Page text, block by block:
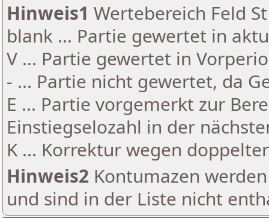
Hinweis1 Wertebereich Feld
blank ... Partie gewertet in
V ... Partie gewertet in
- ... Partie nicht gewertet, da
E ... Partie vorgemerkt zur
Einstiegselozahl in der
K ... Korrektur wegen
Hinweis2 Kontumazen
und sind in der Liste nicht